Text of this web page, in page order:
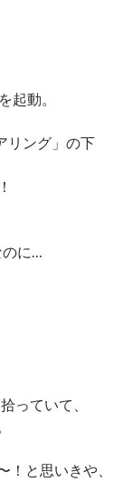
起動。
リング」の下
のに…
っていて、
と思いきや、